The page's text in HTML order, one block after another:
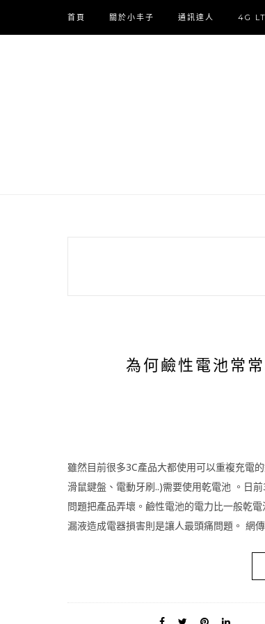
首頁 關於小丰子 通訊達人 4G
為何鹼性電池常
雖然目前很多3C產品大都使用可以重複充電
滑鼠鍵盤、電動牙刷..)需要使用乾電池 。日
問題把產品弄壞。鹼性電池的電力比一般乾
漏液造成電器損害則是讓人最頭痛問題。 網